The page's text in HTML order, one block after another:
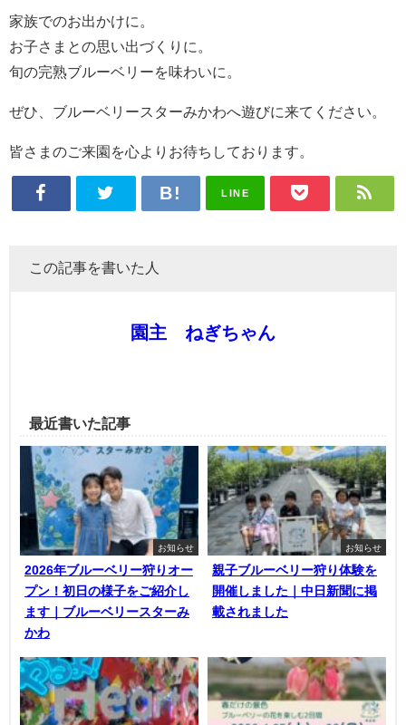
家族でのお出かけに。
お子さまとの思い出づくりに。
旬の完熟ブルーベリーを味わいに。
ぜひ、ブルーベリースターみかわへ遊びに来てください。
皆さまのご来園を心よりお待ちしております。
LINE
この記事を書いた人
園主 ねぎちゃん
最近書いた記事
お知らせ
2026年ブルーベリー狩りオー
プン！初日の様子をご紹介し
ます｜ブルーベリースターみ
かわ
お知らせ
親子ブルーベリー狩り体験を
開催しました｜中日新聞に掲
載されました